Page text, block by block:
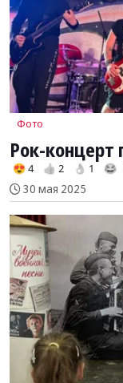
Фото
Рок-концерт
😍 4 👍 2 👌 1 😂
30 мая 2025